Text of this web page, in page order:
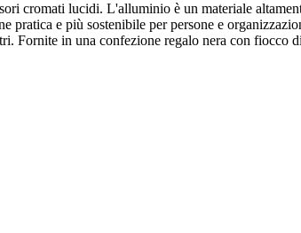
cromati lucidi. L'alluminio è un materiale
e più sostenibile per persone e
Fornite in una confezione regalo nera con fiocco